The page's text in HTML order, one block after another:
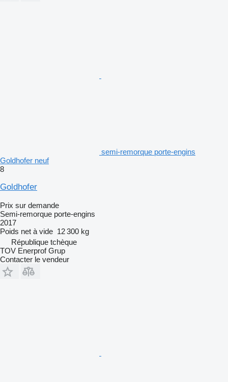
semi-remorque porte-engins
Goldhofer neuf
8
Goldhofer
Prix sur demande
Semi-remorque porte-engins
2017
Poids net à vide 12 300 kg
République tchèque
TOV Enerprof Grup
Contacter le vendeur